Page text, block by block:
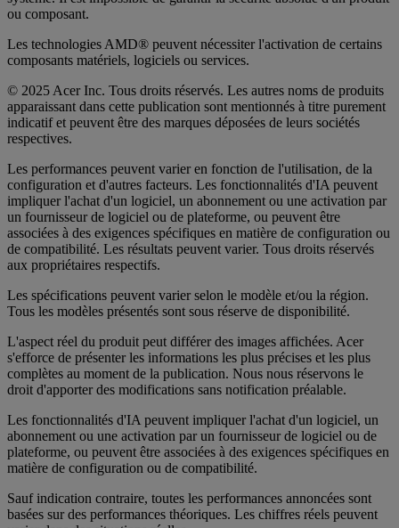
ou composant.
Les technologies AMD® peuvent nécessiter l'activation de certains
composants matériels, logiciels ou services.
© 2025 Acer Inc. Tous droits réservés. Les autres noms de produits
apparaissant dans cette publication sont mentionnés à titre purement
indicatif et peuvent être des marques déposées de leurs sociétés
respectives.
Les performances peuvent varier en fonction de l'utilisation, de la
configuration et d'autres facteurs. Les fonctionnalités d'IA peuvent
impliquer l'achat d'un logiciel, un abonnement ou une activation par
un fournisseur de logiciel ou de plateforme, ou peuvent être
associées à des exigences spécifiques en matière de configuration ou
de compatibilité. Les résultats peuvent varier. Tous droits réservés
aux propriétaires respectifs.
Les spécifications peuvent varier selon le modèle et/ou la région.
Tous les modèles présentés sont sous réserve de disponibilité.
L'aspect réel du produit peut différer des images affichées. Acer
s'efforce de présenter les informations les plus précises et les plus
complètes au moment de la publication. Nous nous réservons le
droit d'apporter des modifications sans notification préalable.
Les fonctionnalités d'IA peuvent impliquer l'achat d'un logiciel, un
abonnement ou une activation par un fournisseur de logiciel ou de
plateforme, ou peuvent être associées à des exigences spécifiques en
matière de configuration ou de compatibilité.
Sauf indication contraire, toutes les performances annoncées sont
basées sur des performances théoriques. Les chiffres réels peuvent